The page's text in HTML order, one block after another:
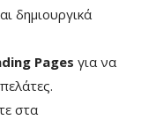
δημιουργικά
Pages για να
στα